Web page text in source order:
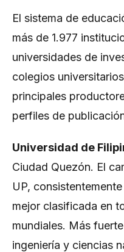
El sistema de
más de 1.977
universidades de
colegios
principales
perfiles de
Universidad de
Ciudad Quezón. El
UP,
mejor clasificada en
mundiales. Más
ingeniería y ciencias